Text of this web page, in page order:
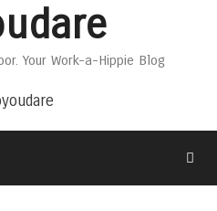
TwitterInstagram
on
Pinterest
Your Work-a-Hippie Blog